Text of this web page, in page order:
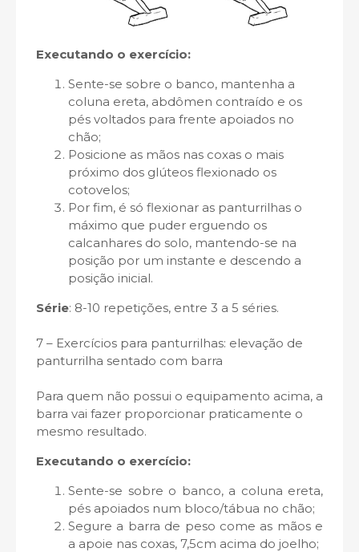
Executando o exercício:
Sente-se sobre o banco, mantenha a
coluna ereta, abdômen contraído e os
pés voltados para frente apoiados no
chão;
Posicione as mãos nas coxas o mais
próximo dos glúteos flexionado os
cotovelos;
Por fim, é só flexionar as panturrilhas o
máximo que puder erguendo os
calcanhares do solo, mantendo-se na
posição por um instante e descendo a
posição inicial.
Série: 8-10 repetições, entre 3 a 5 séries.
7 – Exercícios para panturrilhas: elevação de
panturrilha sentado com barra
Para quem não possui o equipamento acima, a
barra vai fazer proporcionar praticamente o
mesmo resultado.
Executando o exercício:
Sente-se sobre o banco, a coluna ereta,
pés apoiados num bloco/tábua no chão;
Segure a barra de peso come as mãos e
a apoie nas coxas, 7,5cm acima do joelho;